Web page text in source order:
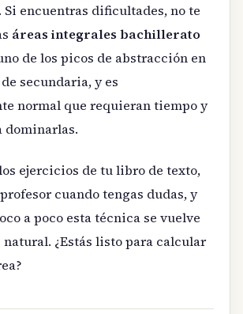
encuentras dificultades, no te
áreas integrales bachillerato
de los picos de abstracción en
secundaria, y es
normal que requieran tiempo y
dominarlas.
ejercicios de tu libro de texto,
cuando tengas dudas, y
a poco esta técnica se vuelve
natural. ¿Estás listo para calcular